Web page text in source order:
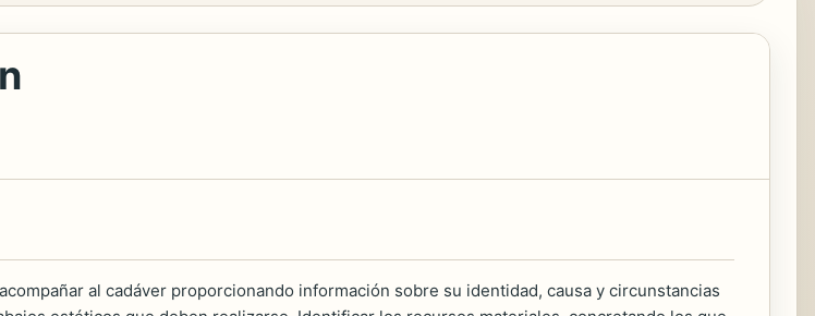
al cadáver proporcionando información sobre su identidad, causa y circunstancias